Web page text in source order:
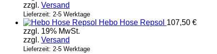
zzgl. Versand
Lieferzeit: 2-5 Werktage
Hebo Hose Repsol 107,50 €
zzgl. 19% MwSt.
zzgl. Versand
Lieferzeit: 2-5 Werktage